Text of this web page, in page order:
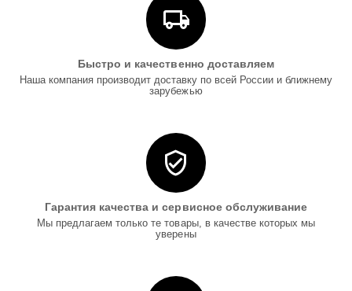
Быстро и качественно доставляем
Наша компания производит доставку по всей России и ближнему
зарубежью
Гарантия качества и сервисное обслуживание
Мы предлагаем только те товары, в качестве которых мы
уверены